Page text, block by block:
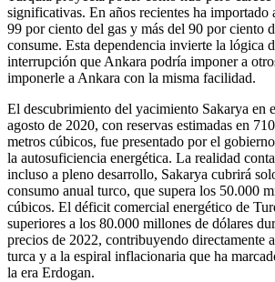
significativas. En años recientes ha importado
99 por ciento del gas y más del 90 por ciento
consume. Esta dependencia invierte la lógica
interrupción que Ankara podría imponer a
imponerle a Ankara con la misma facilidad.
El descubrimiento del yacimiento Sakarya en
agosto de 2020, con reservas estimadas en
metros cúbicos, fue presentado por el
la autosuficiencia energética. La realidad
incluso a pleno desarrollo, Sakarya cubrirá
consumo anual turco, que supera los 50.000
cúbicos. El déficit comercial energético de
superiores a los 80.000 millones de dólares
precios de 2022, contribuyendo directamente
turca y a la espiral inflacionaria que ha
la era Erdogan.